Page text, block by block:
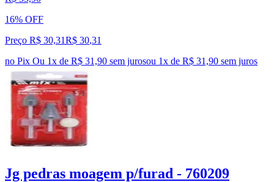
16% OFF
Preço R$ 30,31R$ 30,31
no Pix Ou 1x de R$ 31,90 sem jurosou 1x de R$ 31,90 sem juros
Jg pedras moagem p/furad - 760209